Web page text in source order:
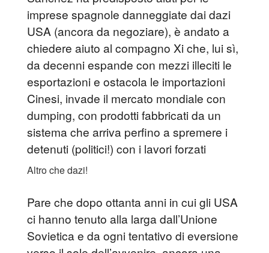
imprese spagnole danneggiate dai dazi
USA (ancora da negoziare), è andato a
chiedere aiuto al compagno Xi che, lui sì,
da decenni espande con mezzi illeciti le
esportazioni e ostacola le importazioni
Cinesi, invade il mercato mondiale con
dumping, con prodotti fabbricati da un
sistema che arriva perfino a spremere i
detenuti (politici!) con i lavori forzati
Altro che dazi!
Pare che dopo ottanta anni in cui gli USA
ci hanno tenuto alla larga dall’Unione
Sovietica e da ogni tentativo di eversione